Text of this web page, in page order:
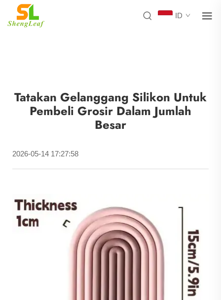
ID
Tatakan Gelanggang Silikon Untuk
Pembeli Grosir Dalam Jumlah
Besar
2026-05-14 17:27:58